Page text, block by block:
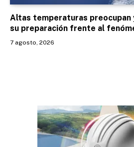
Altas temperaturas preocupan
su preparación frente al
7 agosto, 2026